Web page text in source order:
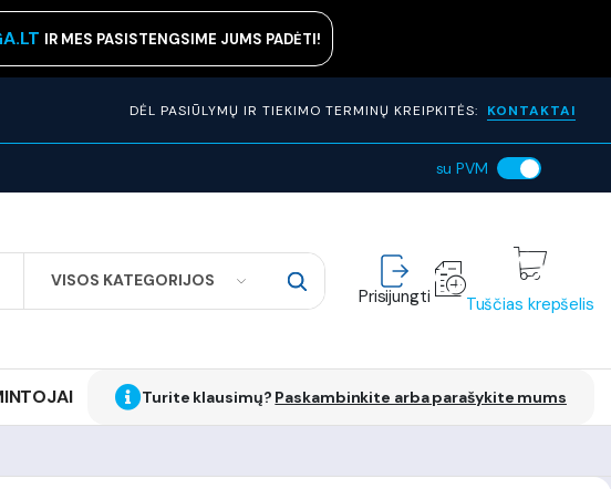
IR MES PASISTENGSIME JUMS PADĖTI!
DĖL PASIŪLYMŲ IR TIEKIMO TERMINŲ KREIPKITĖS: KONTAKTAI
su PVM
VISOS KATEGORIJOS
SEARCH Prisijungti Tuščias krepšelis
Turite klausimų? Paskambinkite arba parašykite mums